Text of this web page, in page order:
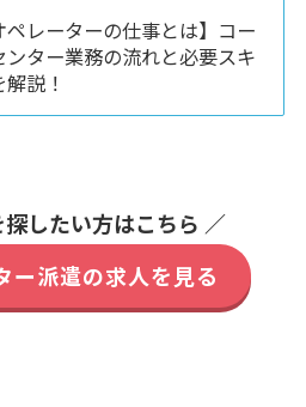
ペレーターの仕事とは】コー
ンター業務の流れと必要スキ
説！
したい方はこちら ／
ー派遣の求人を見る